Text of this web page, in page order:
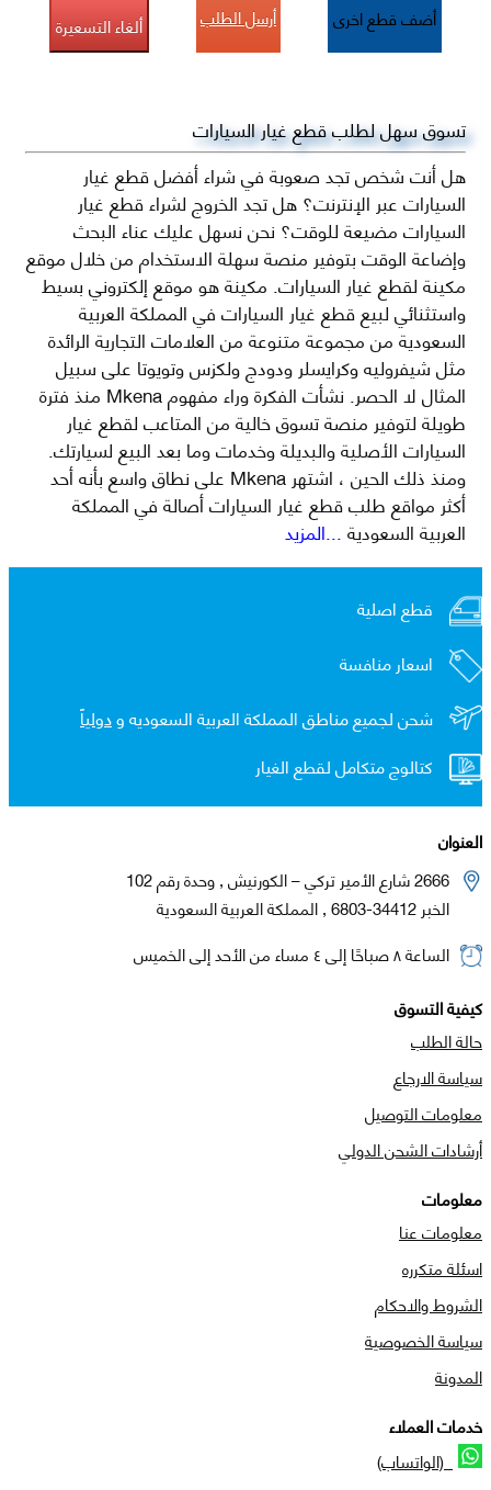
أضف قطع اخرى أرسل الطلب ألغاء التسعيرة
تسوق سهل لطلب قطع غيار السيارات
هل أنت شخص تجد صعوبة في شراء أفضل قطع غيار
السيارات عبر الإنترنت؟ هل تجد الخروج لشراء قطع غيار
السيارات مضيعة للوقت؟ نحن نسهل عليك عناء البحث
وإضاعة الوقت بتوفير منصة سهلة الاستخدام من خلال موقع
مكينة لقطع غيار السيارات. مكينة هو موقع إلكتروني بسيط
واستثنائي لبيع قطع غيار السيارات في المملكة العربية
السعودية من مجموعة متنوعة من العلامات التجارية الرائدة
مثل شيفروليه وكرايسلر ودودج ولكزس وتويوتا على سبيل
المثال لا الحصر. نشأت الفكرة وراء مفهوم Mkena منذ فترة
طويلة لتوفير منصة تسوق خالية من المتاعب لقطع غيار
السيارات الأصلية والبديلة وخدمات وما بعد البيع لسيارتك.
ومنذ ذلك الحين ، اشتهر Mkena على نطاق واسع بأنه أحد
أكثر مواقع طلب قطع غيار السيارات أصالة في المملكة
العربية السعودية...المزيد
قطع اصلية
اسعار منافسة
شحن لجميع مناطق المملكة العربية السعوديه ودولياً
كتالوج متكامل لقطع الغيار
العنوان
2666 شارع الأمير تركي – الكورنيش , وحدة رقم 102
الخبر 34412-6803 , المملكة العربية السعودية
الساعة ٨ صباحًا إلى ٤ مساء من الأحد إلى الخميس
كيفية التسوق
حالة الطلب
سياسة الارجاع
معلومات التوصيل
أرشادات الشحن الدولي
معلومات
معلومات عنا
اسئلة متكرره
الشروط والاحكام
سياسة الخصوصية
المدونة
خدمات العملاء
(الواتساب)